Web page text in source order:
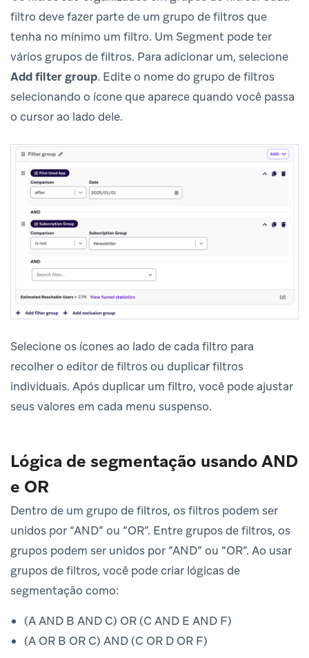
filtro deve fazer parte de um grupo de filtros que
tenha no mínimo um filtro. Um Segment pode ter
vários grupos de filtros. Para adicionar um, selecione
Add filter group. Edite o nome do grupo de filtros
selecionando o ícone que aparece quando você passa
o cursor ao lado dele.
Selecione os ícones ao lado de cada filtro para
recolher o editor de filtros ou duplicar filtros
individuais. Após duplicar um filtro, você pode ajustar
seus valores em cada menu suspenso.
Lógica de segmentação usando AND
e OR
Dentro de um grupo de filtros, os filtros podem ser
unidos por “AND” ou “OR”. Entre grupos de filtros, os
grupos podem ser unidos por “AND” ou “OR”. Ao usar
grupos de filtros, você pode criar lógicas de
segmentação como:
(A AND B AND C) OR (C AND E AND F)
(A OR B OR C) AND (C OR D OR F)